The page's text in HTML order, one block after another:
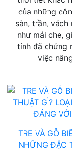
của những
sàn, trần,
như mái che,
tính đã chứng
việc
TRE VÀ GỖ
NHỮNG ĐẶC